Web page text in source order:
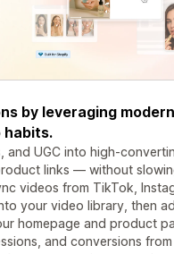
by leveraging
habits.
and UGC into high-
links — without
videos from TikTok,
your video library, then
homepage and product
and conversions